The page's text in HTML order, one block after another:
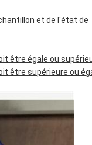
et de l'état de
être égale ou
être supérieure ou